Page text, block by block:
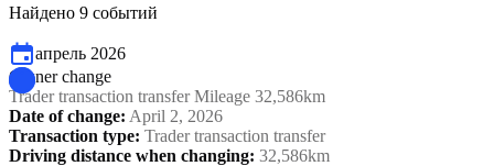
Найдено 9 событий
апрель 2026
Owner change
Trader transaction transfer Mileage 32,586km
Date of change: April 2, 2026
Transaction type: Trader transaction transfer
Driving distance when changing: 32,586km